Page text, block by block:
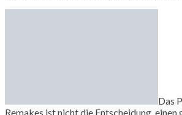
Das
Remakes ist nicht die Entscheidung,